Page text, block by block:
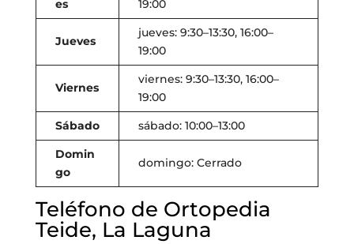
es 19:00
Jueves
jueves: 9:30–13:30, 16:00–
19:00
Viernes
viernes: 9:30–13:30, 16:00–
19:00
Sábado
sábado: 10:00–13:00
Domin
go
domingo: Cerrado
Teléfono de Ortopedia
Teide, La Laguna